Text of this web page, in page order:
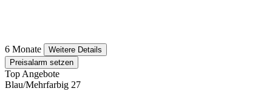
6 Monate
Weitere Details
Preisalarm setzen
Top Angebote
Blau/Mehrfarbig 27